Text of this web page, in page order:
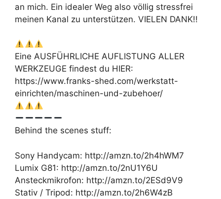
an mich. Ein idealer Weg also völlig stressfrei
meinen Kanal zu unterstützen. VIELEN DANK!!
Eine AUSFÜHRLICHE AUFLISTUNG ALLER
WERKZEUGE findest du HIER:
https://www.franks-shed.com/werkstatt-
einrichten/maschinen-und-zubehoer/
Behind the scenes stuff:
Sony Handycam: http://amzn.to/2h4hWM7
Lumix G81: http://amzn.to/2nU1Y6U
Ansteckmikrofon: http://amzn.to/2ESd9V9
Stativ / Tripod: http://amzn.to/2h6W4zB